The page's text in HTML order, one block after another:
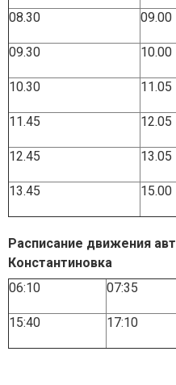
08.30 09.00
09.30 10.00
10.30 11.05
11.45 12.05
12.45 13.05
13.45 15.00
Расписание движения
Константиновка
06:10
07:35
15:40 17:10